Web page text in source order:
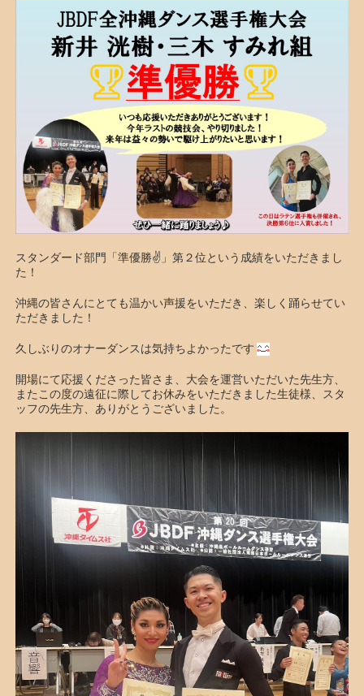
スタンダード部門「準優勝✌️」第２位という成績をいただきまし
た！
沖縄の皆さんにとても温かい声援をいただき、楽しく踊らせてい
ただきました！
久しぶりのオナーダンスは気持ちよかったです
開場にて応援くださった皆さま、大会を運営いただいた先生方、
またこの度の遠征に際してお休みをいただきました生徒様、スタ
ッフの先生方、ありがとうございました。